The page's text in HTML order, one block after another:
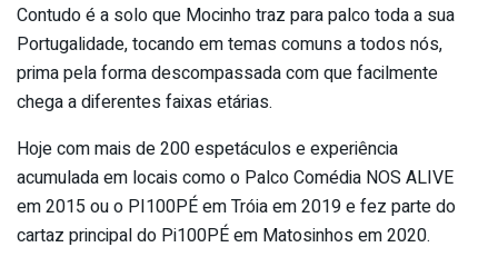
Contudo é a solo que Mocinho traz para palco toda a sua
Portugalidade, tocando em temas comuns a todos nós,
prima pela forma descompassada com que facilmente
chega a diferentes faixas etárias.
Hoje com mais de 200 espetáculos e experiência
acumulada em locais como o Palco Comédia NOS ALIVE
em 2015 ou o PI100PÉ em Tróia em 2019 e fez parte do
cartaz principal do Pi100PÉ em Matosinhos em 2020.